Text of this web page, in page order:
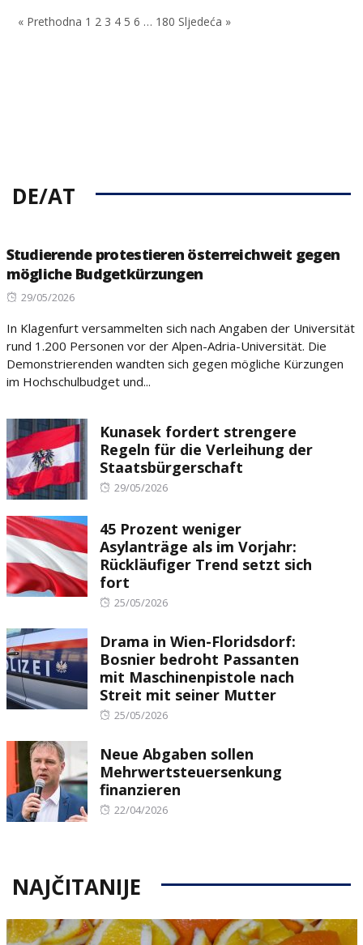
« Prethodna 1 2 3 4 5 6 … 180 Sljedeća »
DE/AT
Studierende protestieren österreichweit gegen
mögliche Budgetkürzungen
Posted
29/05/2026
In Klagenfurt versammelten sich nach Angaben der Universität
rund 1.200 Personen vor der Alpen-Adria-Universität. Die
Demonstrierenden wandten sich gegen mögliche Kürzungen
im Hochschulbudget und...
Kunasek fordert strengere
Regeln für die Verleihung der
Staatsbürgerschaft
Posted
29/05/2026
45 Prozent weniger
Asylanträge als im Vorjahr:
Rückläufiger Trend setzt sich
fort
Posted
25/05/2026
Drama in Wien-Floridsdorf:
Bosnier bedroht Passanten
mit Maschinenpistole nach
Streit mit seiner Mutter
Posted
25/05/2026
Neue Abgaben sollen
Mehrwertsteuersenkung
finanzieren
Posted
22/04/2026
NAJČITANIJE